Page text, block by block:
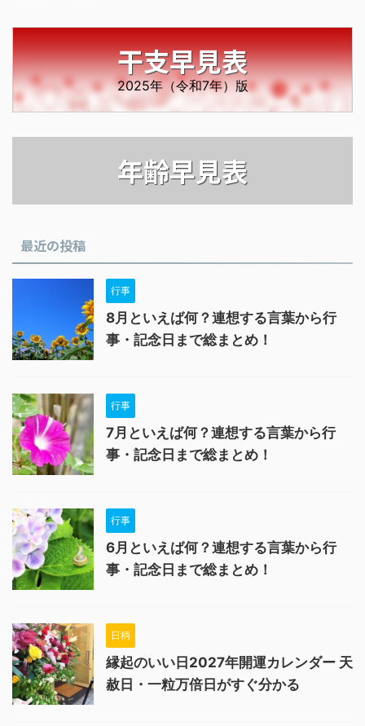
干支早見表
2025年（令和7年）版
年齢早見表
最近の投稿
行事
8月といえば何？連想する言葉から行
事・記念日まで総まとめ！
行事
7月といえば何？連想する言葉から行
事・記念日まで総まとめ！
行事
6月といえば何？連想する言葉から行
事・記念日まで総まとめ！
日柄
縁起のいい日2027年開運カレンダー 天
赦日・一粒万倍日がすぐ分かる